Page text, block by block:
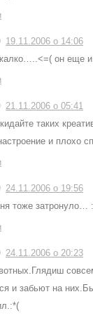
19.11.2006 о 14:06
он еще
21.11.2006 о 05:41
таких
и плохо
24.11.2006 о 19:56
тоже затронуло…
24.11.2006 о 20:23
и забьют на